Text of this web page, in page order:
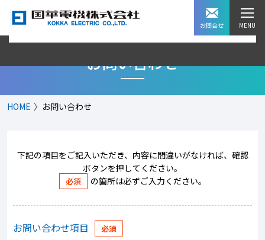
お問合せ
お問い合わせ
HOME お問い合わせ
下記の項目をご記入いただき、内容に間違いがなければ、確認
ボタンを押してください。
の箇所は必ずご入力ください。
お問い合わせ項目